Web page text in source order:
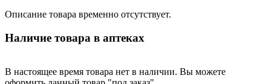
Описание товара временно отсутствует.
Наличие товара в аптеках
В настоящее время товара нет в наличии. Вы можете